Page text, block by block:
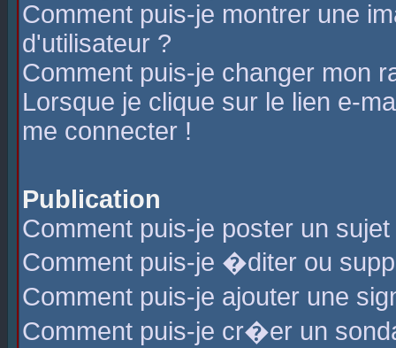
Comment puis-je montrer une
d'utilisateur ?
Comment puis-je changer mon
Lorsque je clique sur le lien e-
me connecter !
Publication
Comment puis-je poster un
Comment puis-je �diter ou
Comment puis-je ajouter une
Comment puis-je cr�er un